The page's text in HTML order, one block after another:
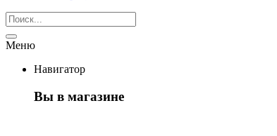
Меню
Навигатор
Вы в магазине